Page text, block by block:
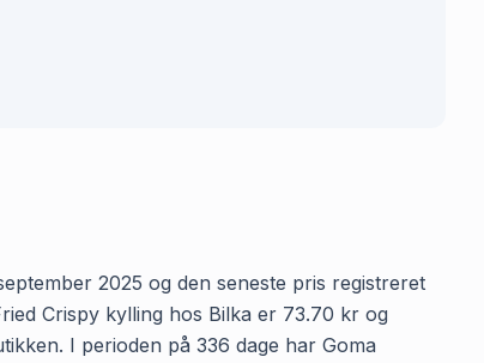
2025 og den seneste pris registreret
Crispy kylling hos Bilka er 73.70 kr og
I perioden på 336 dage har Goma